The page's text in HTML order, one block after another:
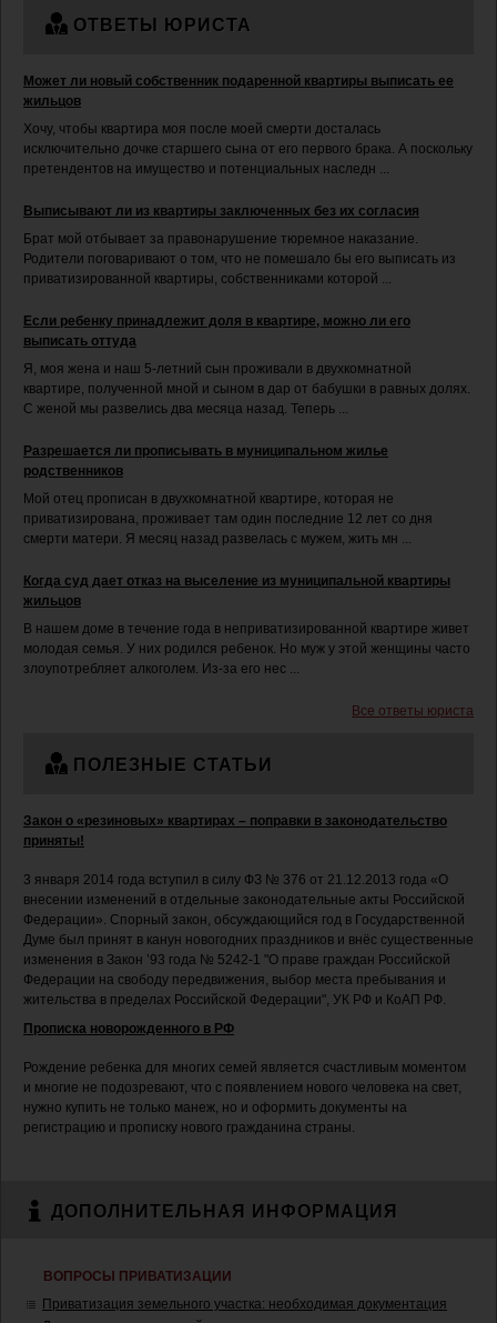
ОТВЕТЫ ЮРИСТА
Может ли новый собственник подаренной квартиры выписать ее
жильцов
Хочу, чтобы квартира моя после моей смерти досталась
исключительно дочке старшего сына от его первого брака. А поскольку
претендентов на имущество и потенциальных наследн ...
Выписывают ли из квартиры заключенных без их согласия
Брат мой отбывает за правонарушение тюремное наказание.
Родители поговаривают о том, что не помешало бы его выписать из
приватизированной квартиры, собственниками которой ...
Если ребенку принадлежит доля в квартире, можно ли его
выписать оттуда
Я, моя жена и наш 5-летний сын проживали в двухкомнатной
квартире, полученной мной и сыном в дар от бабушки в равных долях.
С женой мы развелись два месяца назад. Теперь ...
Разрешается ли прописывать в муниципальном жилье
родственников
Мой отец прописан в двухкомнатной квартире, которая не
приватизирована, проживает там один последние 12 лет со дня
смерти матери. Я месяц назад развелась с мужем, жить мн ...
Когда суд дает отказ на выселение из муниципальной квартиры
жильцов
В нашем доме в течение года в неприватизированной квартире живет
молодая семья. У них родился ребенок. Но муж у этой женщины часто
злоупотребляет алкоголем. Из-за его нес ...
Все ответы юриста
ПОЛЕЗНЫЕ СТАТЬИ
Закон о «резиновых» квартирах – поправки в законодательство
приняты!
3 января 2014 года вступил в силу ФЗ № 376 от 21.12.2013 года «О
внесении изменений в отдельные законодательные акты Российской
Федерации». Спорный закон, обсуждающийся год в Государственной
Думе был принят в канун новогодних праздников и внёс существенные
изменения в Закон ’93 года № 5242-1 "О праве граждан Российской
Федерации на свободу передвижения, выбор места пребывания и
жительства в пределах Российской Федерации", УК РФ и КоАП РФ.
Прописка новорожденного в РФ
Рождение ребенка для многих семей является счастливым моментом
и многие не подозревают, что с появлением нового человека на свет,
нужно купить не только манеж, но и оформить документы на
регистрацию и прописку нового гражданина страны.
ДОПОЛНИТЕЛЬНАЯ ИНФОРМАЦИЯ
ВОПРОСЫ ПРИВАТИЗАЦИИ
Приватизация земельного участка: необходимая документация